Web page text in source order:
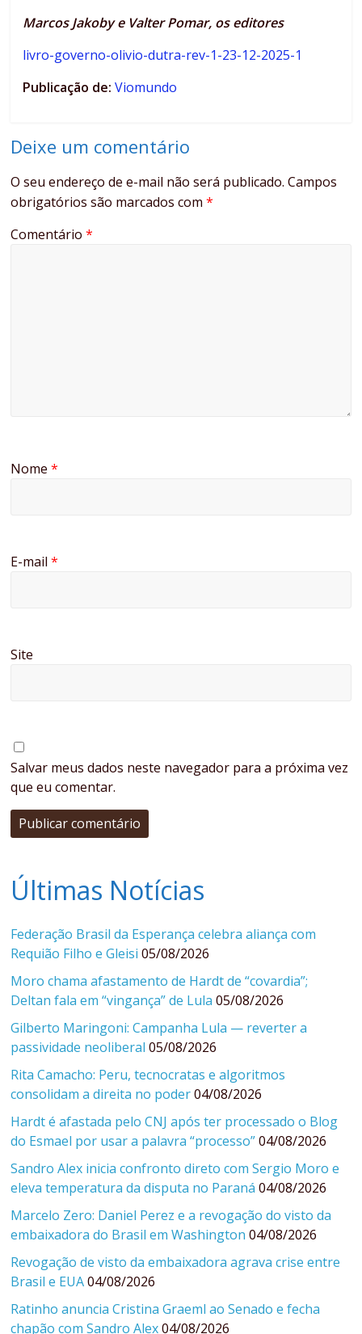
Marcos Jakoby e Valter Pomar, os editores
livro-governo-olivio-dutra-rev-1-23-12-2025-1
Publicação de:Viomundo
Deixe um comentário
O seu endereço de e-mail não será publicado. Campos
obrigatórios são marcados com*
Comentário*
Nome*
E-mail*
Site
Salvar meus dados neste navegador para a próxima vez
que eu comentar.
Últimas Notícias
Federação Brasil da Esperança celebra aliança com
Requião Filho e Gleisi 05/08/2026
Moro chama afastamento de Hardt de “covardia”;
Deltan fala em “vingança” de Lula 05/08/2026
Gilberto Maringoni: Campanha Lula — reverter a
passividade neoliberal 05/08/2026
Rita Camacho: Peru, tecnocratas e algoritmos
consolidam a direita no poder 04/08/2026
Hardt é afastada pelo CNJ após ter processado o Blog
do Esmael por usar a palavra “processo” 04/08/2026
Sandro Alex inicia confronto direto com Sergio Moro e
eleva temperatura da disputa no Paraná 04/08/2026
Marcelo Zero: Daniel Perez e a revogação do visto da
embaixadora do Brasil em Washington 04/08/2026
Revogação de visto da embaixadora agrava crise entre
Brasil e EUA 04/08/2026
Ratinho anuncia Cristina Graeml ao Senado e fecha
chapão com Sandro Alex 04/08/2026